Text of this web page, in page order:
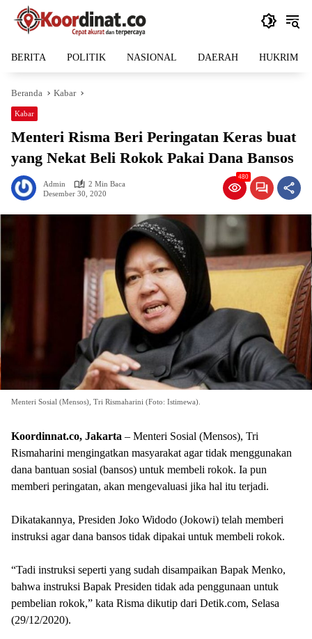
Langsung
BERITA POLITIK NASIONAL DAERAH HUKRIM
Beranda Kabar
Kabar
Menteri Risma Beri Peringatan Keras buat
yang Nekat Beli Rokok Pakai Dana Bansos
Admin
2 Min Baca
Desember 30, 2020
480
Menteri Sosial (Mensos), Tri Rismaharini (Foto: Istimewa).
Koordinnat.co, Jakarta – Menteri Sosial (Mensos), Tri
Rismaharini mengingatkan masyarakat agar tidak menggunakan
dana bantuan sosial (bansos) untuk membeli rokok. Ia pun
memberi peringatan, akan mengevaluasi jika hal itu terjadi.
Dikatakannya, Presiden Joko Widodo (Jokowi) telah memberi
instruksi agar dana bansos tidak dipakai untuk membeli rokok.
“Tadi instruksi seperti yang sudah disampaikan Bapak Menko,
bahwa instruksi Bapak Presiden tidak ada penggunaan untuk
pembelian rokok,” kata Risma dikutip dari Detik.com, Selasa
(29/12/2020).